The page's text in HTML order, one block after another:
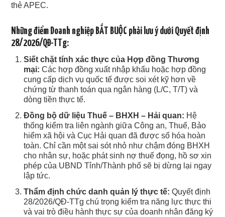
thẻ APEC.
Những điểm Doanh nghiệp BẮT BUỘC phải lưu ý dưới Quyết định
28/2026/QĐ-TTg:
Siết chặt tính xác thực của Hợp đồng Thương
mại: Các hợp đồng xuất nhập khẩu hoặc hợp đồng
cung cấp dịch vụ quốc tế được soi xét kỹ hơn về
chứng từ thanh toán qua ngân hàng (L/C, T/T) và
dòng tiền thực tế.
Đồng bộ dữ liệu Thuế – BHXH – Hải quan: Hệ
thống kiểm tra liên ngành giữa Công an, Thuế, Bảo
hiểm xã hội và Cục Hải quan đã được số hóa hoàn
toàn. Chỉ cần một sai sót nhỏ như chậm đóng BHXH
cho nhân sự, hoặc phát sinh nợ thuế đọng, hồ sơ xin
phép của UBND Tỉnh/Thành phố sẽ bị dừng lại ngay
lập tức.
Thẩm định chức danh quản lý thực tế: Quyết định
28/2026/QĐ-TTg chú trọng kiểm tra năng lực thực thi
và vai trò điều hành thực sự của doanh nhân đăng ký